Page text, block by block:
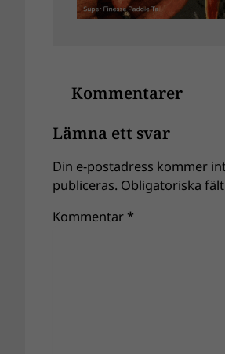
Kommentarer
Lämna ett svar
Din e-postadress kommer
publiceras. Obligatoriska
Kommentar *